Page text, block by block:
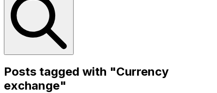
Posts tagged with "Currency
exchange"